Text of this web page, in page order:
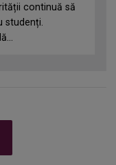
continuă să
studenți.